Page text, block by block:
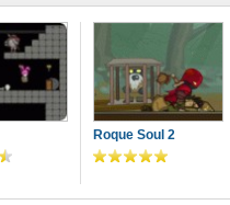
Roque Soul 2